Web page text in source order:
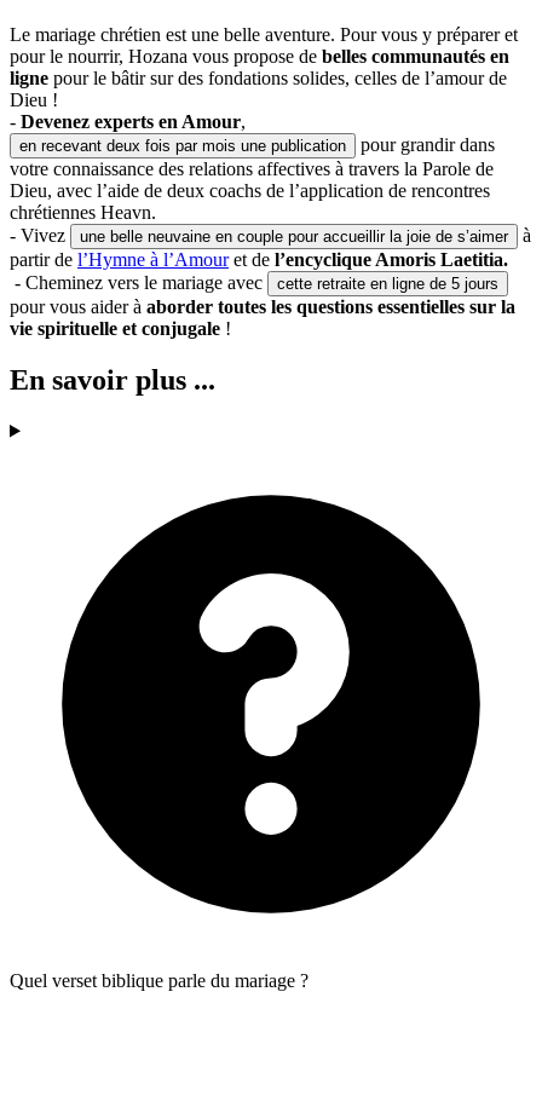
Le mariage chrétien est une belle aventure. Pour vous y préparer et
pour le nourrir, Hozana vous propose de belles communautés en
ligne pour le bâtir sur des fondations solides, celles de l’amour de
Dieu !
- Devenez experts en Amour,
en recevant deux fois par mois une publication
pour grandir dans
votre connaissance des relations affectives à travers la Parole de
Dieu, avec l’aide de deux coachs de l’application de rencontres
chrétiennes Heavn.
- Vivez
une belle neuvaine en couple pour accueillir la joie de s’aimer
à
partir de l’Hymne à l’Amouret de l’encyclique Amoris Laetitia.
- Cheminez vers le mariage avec
cette retraite en ligne de 5 jours
pour vous aider à aborder toutes les questions essentielles sur la
vie spirituelle et conjugale !
En savoir plus ...
Quel verset biblique parle du mariage ?